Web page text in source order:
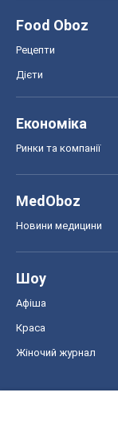
Food Oboz
Рецепти
Дієти
Економіка
Ринки та компанії
MedOboz
Новини медицини
Шоу
Афіша
Краса
Жіночий журнал